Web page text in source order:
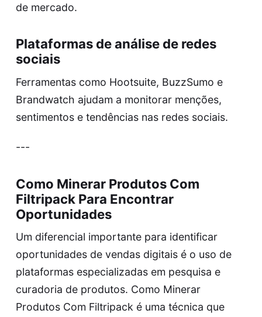
de mercado.
Plataformas de análise de redes
sociais
Ferramentas como Hootsuite, BuzzSumo e
Brandwatch ajudam a monitorar menções,
sentimentos e tendências nas redes sociais.
---
Como Minerar Produtos Com
Filtripack Para Encontrar
Oportunidades
Um diferencial importante para identificar
oportunidades de vendas digitais é o uso de
plataformas especializadas em pesquisa e
curadoria de produtos. Como Minerar
Produtos Com Filtripack é uma técnica que